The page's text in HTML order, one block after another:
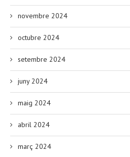
novembre 2024
octubre 2024
setembre 2024
juny 2024
maig 2024
abril 2024
març 2024